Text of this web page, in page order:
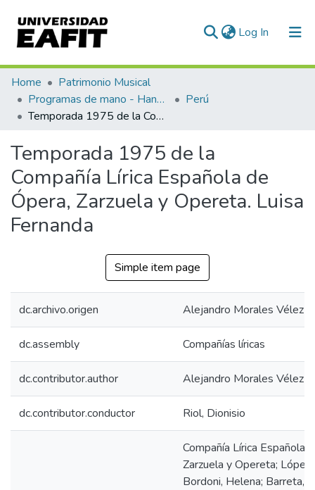
Log In (current)
Communities & Collections
All of DSpace
Home
Patrimonio Musical
Programas de mano - Hand programs
Perú
Temporada 1975 de la Compañía Lírica Española de Ópera, Zarzuela y Opereta. Luisa Fernanda
Temporada 1975 de la
Compañía Lírica Española de
Ópera, Zarzuela y Opereta. Luisa
Fernanda
Simple item page
dc.archivo.origen Alejandro Morales Vélez
dc.assembly Compañías líricas
dc.contributor.author Alejandro Morales Vélez
dc.contributor.conductor Riol, Dionisio
Compañía Lírica Española
Zarzuela y Opereta;
Bordoni, Helena; Barreta,